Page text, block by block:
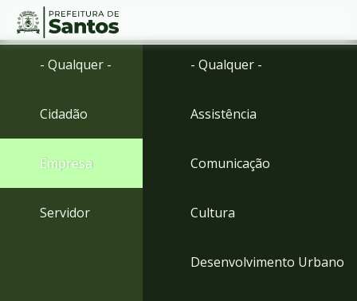
Ir
Ir
menu
Conteúdo
- Qualquer -
Cidadão
Empresa
Servidor
- Qualquer -
Assistência
Comunicação
Cultura
Desenvolvimento Urbano